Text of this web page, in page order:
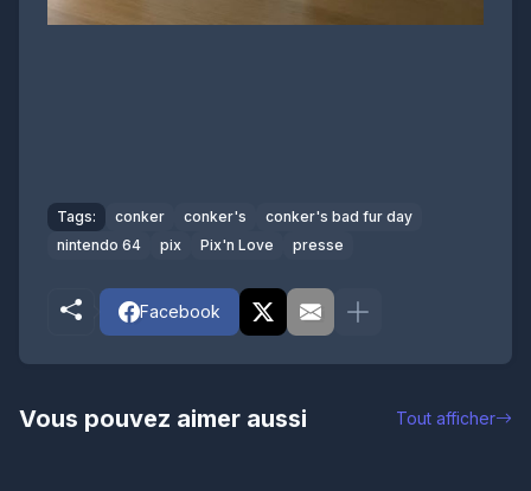
Tags: conker conker's
conker's bad fur day
nintendo 64
pix Pix'n Love presse
Facebook
Vous pouvez aimer aussi Tout afficher